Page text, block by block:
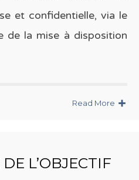
et confidentielle, via le
de la mise à disposition
Read More
L’OBJECTIF